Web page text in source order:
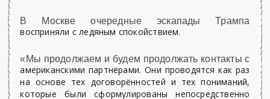
В Москве очередные эскапады Трампа
восприняли с ледяным спокойствием.
«Мы продолжаем и будем продолжать контакты с
американскими партнёрами. Они проводятся как раз
на основе тех договорённостей и тех пониманий,
которые были сформулированы непосредственно